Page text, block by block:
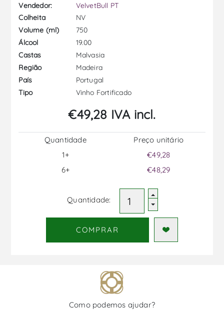
Vendedor:
VelvetBull PT
Colheita
NV
Volume (ml)
750
Álcool
19.00
Castas
Malvasia
Região
Madeira
País
Portugal
Tipo
Vinho Fortificado
€49,28 IVA incl.
Quantidade
1+
6+
Preço unitário
€49,28
€48,29
Quantidade:
COMPRAR
Como podemos ajudar?